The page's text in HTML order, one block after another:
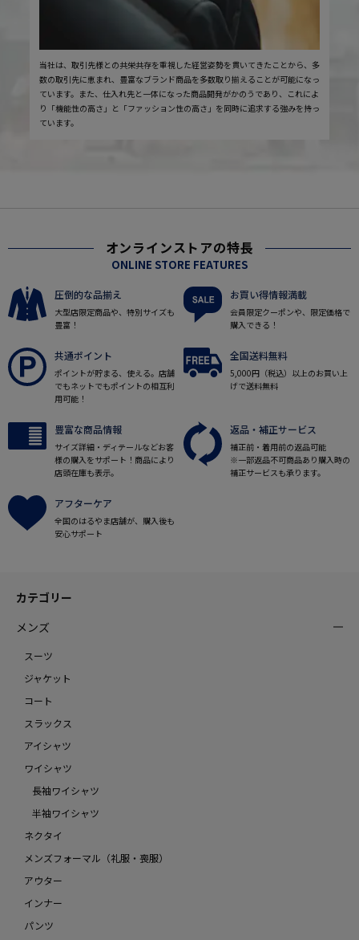
当社は、取引先様との共栄共存を重視した経営姿勢を貫いてきたことから、多
数の取引先に恵まれ、豊富なブランド商品を多数取り揃えることが可能になっ
ています。また、仕入れ先と一体になった商品開発がかのうであり、これによ
り「機能性の高さ」と「ファッション性の高さ」を同時に追求する強みを持っ
ています。
オンラインストアの特長
ONLINE STORE FEATURES
圧倒的な品揃え
大型店限定商品や、特別サイズも
豊富！
お買い得情報満載
会員限定クーポンや、限定価格で
購入できる！
共通ポイント
ポイントが貯まる、使える。店舗
でもネットでもポイントの相互利
用可能！
全国送料無料
5,000円（税込）以上のお買い上
げで送料無料
豊富な商品情報
サイズ詳細・ディテールなどお客
様の購入をサポート！商品により
店頭在庫も表示。
返品・補正サービス
補正前・着用前の返品可能
※一部返品不可商品あり購入時の
補正サービスも承ります。
アフターケア
全国のはるやま店舗が、購入後も
安心サポート
カテゴリー
メンズ
スーツ
ジャケット
コート
スラックス
アイシャツ
ワイシャツ
長袖ワイシャツ
半袖ワイシャツ
ネクタイ
メンズフォーマル（礼服・喪服）
アウター
インナー
パンツ